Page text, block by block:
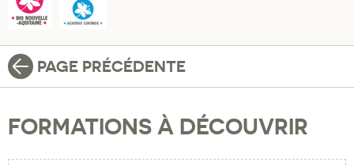
PAGE PRÉCÉDENTE
FORMATIONS À DÉCOUVRIR